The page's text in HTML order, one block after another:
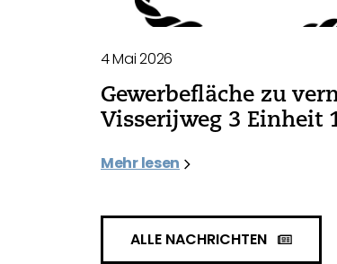
4 Mai 2026
Gewerbefläche zu
Visserijweg 3 Einheit
Mehr lesen
ALLE NACHRICHTEN